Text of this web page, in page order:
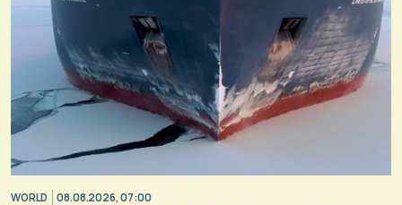
WORLD 08.08.2026, 07:00